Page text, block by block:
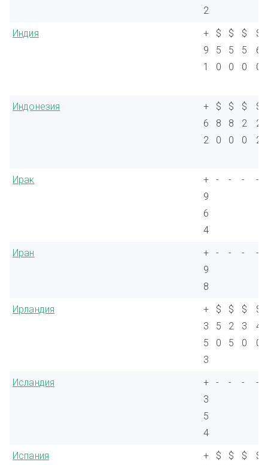
2
Индия
+
9
1
$
5
0
$
5
0
$
5
0
$
6
0
Индонезия
+
6
2
$
8
0
$
8
0
$
2
0
$
2
2
Ирак
+
9
6
4
- - - -
Иран
+
9
8
- - - -
Ирландия
+
3
5
3
$
5
0
$
2
5
$
3
0
$
4
0
Исландия
+
3
5
4
- - - -
Испания
+
$
$
$
$